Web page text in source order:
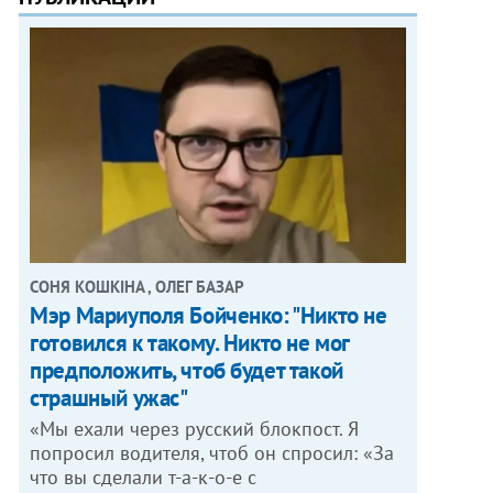
СОНЯ КОШКІНА , ОЛЕГ БАЗАР
Мэр Мариуполя Бойченко: "Никто не
готовился к такому. Никто не мог
предположить, чтоб будет такой
страшный ужас"
«Мы ехали через русский блокпост. Я
попросил водителя, чтоб он спросил: «За
что вы сделали т-а-к-о-е с